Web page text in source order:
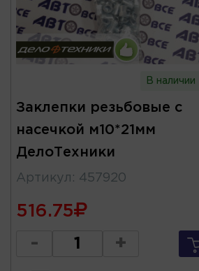
В наличии
Заклепки резьбовые с
насечкой м10*21мм
ДелоТехники
Артикул : 457920
516.75
- +